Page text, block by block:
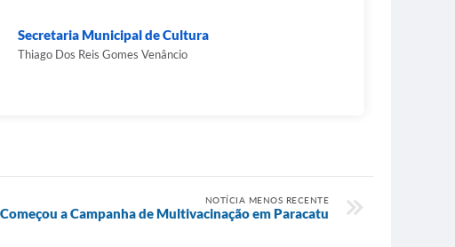
Secretaria Municipal de Cultura
Thiago Dos Reis Gomes Venâncio
NOTÍCIA MENOS RECENTE
Começou a Campanha de Multivacinação em Paracatu